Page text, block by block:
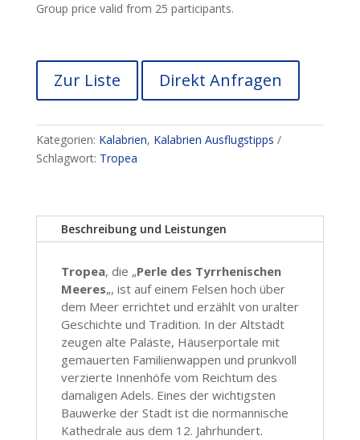
Group price valid from 25 participants.
Zur Liste Direkt Anfragen
Kategorien: Kalabrien, Kalabrien Ausflugstipps
Schlagwort: Tropea
Beschreibung und Leistungen
Tropea, die „Perle des Tyrrhenischen
Meeres„, ist auf einem Felsen hoch über
dem Meer errichtet und erzählt von uralter
Geschichte und Tradition. In der Altstadt
zeugen alte Paläste, Häuserportale mit
gemauerten Familienwappen und prunkvoll
verzierte Innenhöfe vom Reichtum des
damaligen Adels. Eines der wichtigsten
Bauwerke der Stadt ist die normannische
Kathedrale aus dem 12. Jahrhundert.